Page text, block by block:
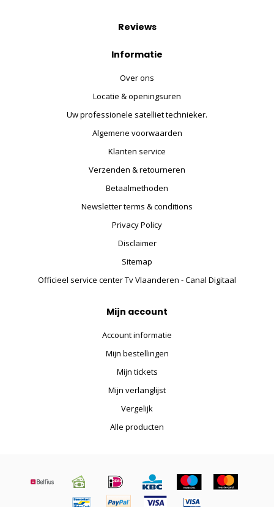
Reviews
Informatie
Over ons
Locatie & openingsuren
Uw professionele satelliet technieker.
Algemene voorwaarden
Klanten service
Verzenden & retourneren
Betaalmethoden
Newsletter terms & conditions
Privacy Policy
Disclaimer
Sitemap
Officieel service center Tv Vlaanderen - Canal Digitaal
Mijn account
Account informatie
Mijn bestellingen
Mijn tickets
Mijn verlanglijst
Vergelijk
Alle producten